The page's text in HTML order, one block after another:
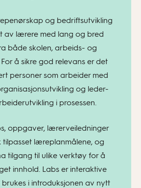
og bedriftsutvikling
av lærere med lang og bred
både skolen, arbeids- og
å sikre god relevans er det
personer som arbeider med
og leder-
i prosessen.
oppgaver, lærerveiledninger
læreplanmålene, og
tilgang til ulike verktøy for å
innhold. Labs er interaktive
i introduksjonen av nytt